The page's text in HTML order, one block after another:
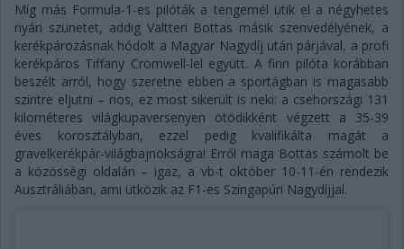
Míg más Formula-1-es pilóták a tengernél ütik el a négyhetes
nyári szünetet, addig Valtteri Bottas másik szenvedélyének, a
kerékpározásnak hódolt a Magyar Nagydíj után párjával, a profi
kerékpáros Tiffany Cromwell-lel együtt. A finn pilóta korábban
beszélt arról, hogy szeretne ebben a sportágban is magasabb
szintre eljutni – nos, ez most sikerült is neki: a csehországi 131
kilométeres világkupaversenyen ötödikként végzett a 35-39
éves korosztályban, ezzel pedig kvalifikálta magát a
gravelkerékpár-világbajnokságra! Erről maga Bottas számolt be
a közösségi oldalán – igaz, a vb-t október 10-11-én rendezik
Ausztráliában, ami ütközik az F1-es Szingapúri Nagydíjjal.